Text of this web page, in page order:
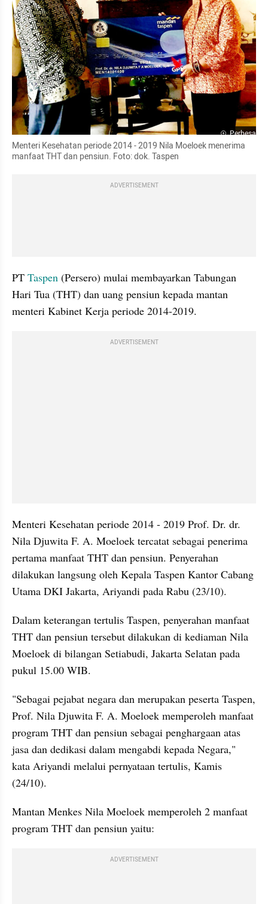
Perbesar
Menteri Kesehatan periode 2014 - 2019 Nila Moeloek menerima
manfaat THT dan pensiun. Foto: dok. Taspen
ADVERTISEMENT
PT Taspen (Persero) mulai membayarkan Tabungan
Hari Tua (THT) dan uang pensiun kepada mantan
menteri Kabinet Kerja periode 2014-2019.
ADVERTISEMENT
Menteri Kesehatan periode 2014 - 2019 Prof. Dr. dr.
Nila Djuwita F. A. Moeloek tercatat sebagai penerima
pertama manfaat THT dan pensiun. Penyerahan
dilakukan langsung oleh Kepala Taspen Kantor Cabang
Utama DKI Jakarta, Ariyandi pada Rabu (23/10).
Dalam keterangan tertulis Taspen, penyerahan manfaat
Moeloek di bilangan Setiabudi, Jakarta Selatan pada
pukul 15.00 WIB.
"Sebagai pejabat negara dan merupakan peserta Taspen,
Prof. Nila Djuwita F. A. Moeloek memperoleh manfaat
program THT dan pensiun sebagai penghargaan atas
jasa dan dedikasi dalam mengabdi kepada Negara,"
kata Ariyandi melalui pernyataan tertulis, Kamis
(24/10).
Mantan Menkes Nila Moeloek memperoleh 2 manfaat
program THT dan pensiun yaitu:
ADVERTISEMENT